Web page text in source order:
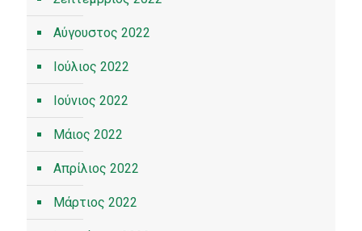
Αύγουστος 2022
Ιούλιος 2022
Ιούνιος 2022
Μάιος 2022
Απρίλιος 2022
Μάρτιος 2022